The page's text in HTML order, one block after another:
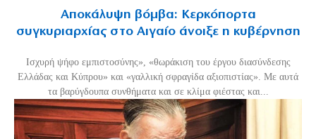
Αποκάλυψη βόμβα: Κερκόπορτα
συγκυριαρχίας στο Αιγαίο άνοιξε η κυβέρνηση
Ισχυρή ψήφο εμπιστοσύνης», «θωράκιση του έργου διασύνδεσης
Ελλάδας και Κύπρου» και «γαλλική σφραγίδα αξιοπιστίας». Με αυτά
τα βαρύγδουπα συνθήματα και σε κλίμα φιέστας και...